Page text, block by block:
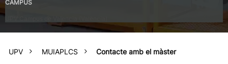
CAMPUS
UPV MUIAPLCS Contacte amb el màster